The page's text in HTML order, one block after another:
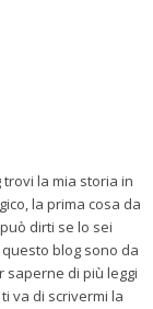
la mia storia in
la prima cosa da
dirti se lo sei
blog sono da
saperne di più leggi
va di scrivermi la